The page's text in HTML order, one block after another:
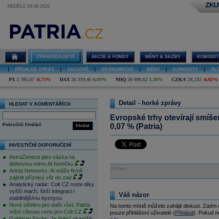
NEDĚLE 09.08.2026
ZPRAVODAJSTVÍ AKCIE & FONDY MĚNY & SAZBY
PŘEHLED ZPRÁV AKCIOVÉ EKONOMICKÉ MĚNY KOMODITY
PX 2 785,07 -0,71% DAX 26 319,45 0,69% NDQ 26 690,62 1,30% CZK/€ 24,232 -0,02%
HLEDAT V KOMENTÁŘÍCH
hledat
Pokročilé hledání
INVESTIČNÍ DOPORUČENÍ
AstraZeneca jako sázka na
defenzivu mimo AI horečku
Arista Networks: AI může firmě
zajistit příznivý vítr do zad
Analytický radar: Colt CZ roste díky
vyšší marži, širší integraci i
stabilnějšímu byznysu
Nové střelivo pro další růst. Patria
mění cílovou cenu pro Colt CZ
Detail - horké zprávy
Evropské trhy otevírají
0,07 % (Patria)
Reklama
Váš názor
Na tomto místě můžete zahájit diskusi.
pouze přihlášení uživatelé (Přihlásit). Pokud